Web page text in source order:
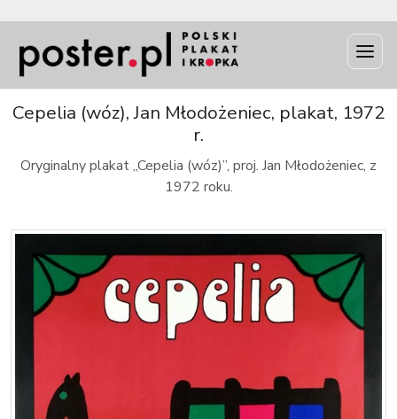
Cepelia (wóz), Jan Młodożeniec, plakat, 1972
r.
Oryginalny plakat „Cepelia (wóz)”, proj. Jan Młodożeniec, z
1972 roku.